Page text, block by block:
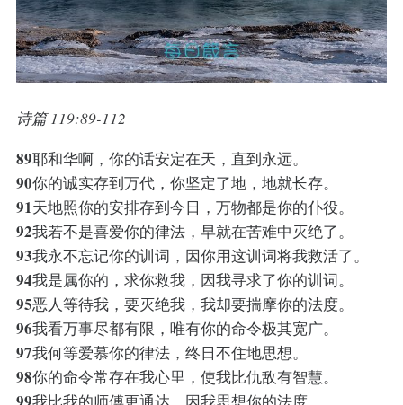
诗篇 119:89-112
89耶和华啊，你的话安定在天，直到永远。
90你的诚实存到万代，你坚定了地，地就长存。
91天地照你的安排存到今日，万物都是你的仆役。
92我若不是喜爱你的律法，早就在苦难中灭绝了。
93我永不忘记你的训词，因你用这训词将我救活了。
94我是属你的，求你救我，因我寻求了你的训词。
95恶人等待我，要灭绝我，我却要揣摩你的法度。
96我看万事尽都有限，唯有你的命令极其宽广。
97我何等爱慕你的律法，终日不住地思想。
98你的命令常存在我心里，使我比仇敌有智慧。